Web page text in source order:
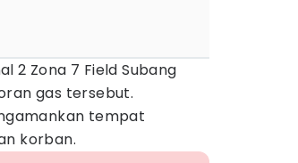
2 Zona 7 Field Subang
gas tersebut.
tempat
korban.